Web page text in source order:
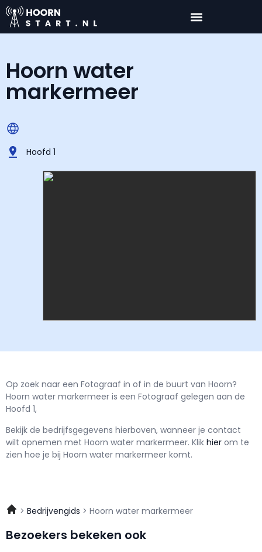
Hoorn water
markermeer
Hoofd 1
Op zoek naar een Fotograaf in of in de buurt van Hoorn?
Hoorn water markermeer is een Fotograaf gelegen aan de
Hoofd 1,
Bekijk de bedrijfsgegevens hierboven, wanneer je contact
wilt opnemen met Hoorn water markermeer. Klik hier om te
zien hoe je bij Hoorn water markermeer komt.
Bedrijvengids Hoorn water markermeer
Bezoekers bekeken ook